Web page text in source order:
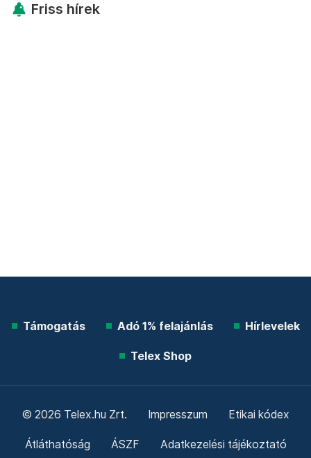
Friss hírek
Támogatás Adó 1% felajánlás Hírlevelek
Telex Shop
© 2026 Telex.hu Zrt. Impresszum Etikai kódex
Átláthatóság ÁSZF Adatkezelési tájékoztató